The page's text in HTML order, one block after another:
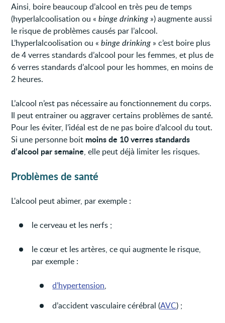
Ainsi, boire beaucoup d’alcool en très peu de temps
(hyperlalcoolisation ou «binge drinking ») augmente aussi
le risque de problèmes causés par l’alcool.
L’hyperlalcoolisation ou «binge drinking » c’est boire plus
de 4 verres standards d’alcool pour les femmes, et plus de
6 verres standards d’alcool pour les hommes, en moins de
2 heures.
L’alcool n’est pas nécessaire au fonctionnement du corps.
Il peut entrainer ou aggraver certains problèmes de santé.
Pour les éviter, l’idéal est de ne pas boire d’alcool du tout.
Si une personne boit moins de 10 verres standards
d’alcool par semaine, elle peut déjà limiter les risques.
Problèmes de santé
L'alcool peut abimer, par exemple :
le cerveau et les nerfs ;
le cœur et les artères, ce qui augmente le risque,
par exemple :
d’hypertension,
d’accident vasculaire cérébral (AVC) ;